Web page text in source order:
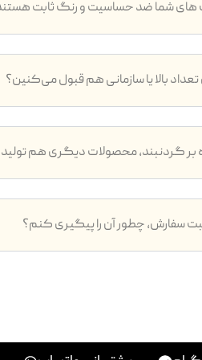
های شما ضد حساسیت و رنگ ثابت
بالا یا سازمانی هم قبول می‌کنین؟
بر گردنبند، محصولات دیگری هم
سفارش، چطور آن را پیگیری کنم؟